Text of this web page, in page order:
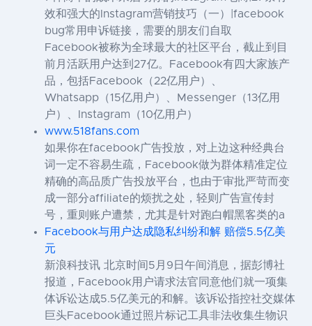
效和强大的Instagram营销技巧（一）|facebook
bug常用申诉链接，需要的朋友们自取
Facebook被称为全球最大的社区平台，截止到目
前月活跃用户达到27亿。Facebook有四大家族产
品，包括Facebook（22亿用户）、
Whatsapp（15亿用户）、Messenger（13亿用
户）、Instagram（10亿用户）
www.518fans.com
如果你在facebook广告投放，对上边这种经典台
词一定不容易生疏，Facebook做为群体精准定位
精确的高品质广告投放平台，也由于审批严苛而变
成一部分affiliate的烦扰之处，轻则广告宣传封
号，重则账户遭禁，尤其是针对跑白帽黑客类的a
Facebook与用户达成隐私纠纷和解 赔偿5.5亿美
元
新浪科技讯 北京时间5月9日午间消息，据彭博社
报道，Facebook用户请求法官同意他们就一项集
体诉讼达成5.5亿美元的和解。该诉讼指控社交媒体
巨头Facebook通过照片标记工具非法收集生物识